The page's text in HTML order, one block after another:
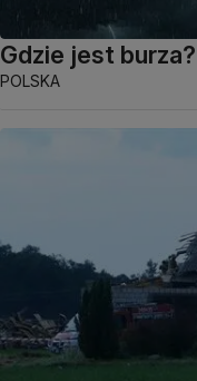
Gdzie jest
POLSKA